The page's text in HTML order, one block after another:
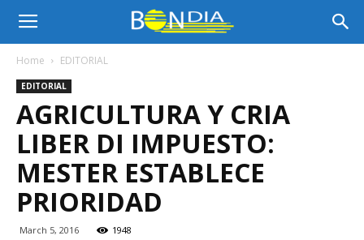
Bon
Dia
Aruba
Home EDITORIAL
EDITORIAL
AGRICULTURA Y CRIA
LIBER DI IMPUESTO:
MESTER ESTABLECE
PRIORIDAD
March 5, 2016 1948